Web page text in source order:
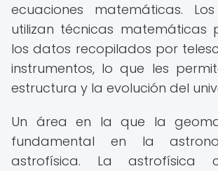
ecuaciones matemáticas.
utilizan técnicas matemáticas
los datos recopilados por
instrumentos, lo que les
estructura y la evolución del
Un área en la que la
fundamental en la
astrofísica. La astrofísica